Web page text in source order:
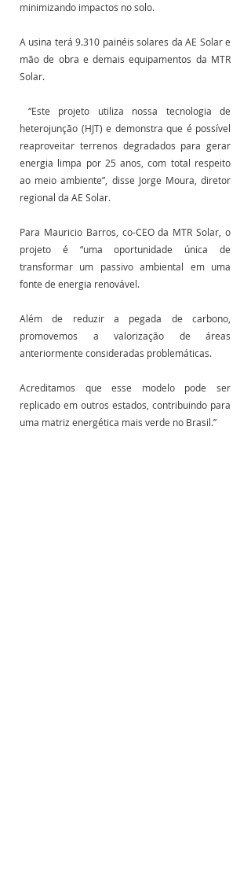
minimizando impactos no solo.
A usina terá 9.310 painéis solares da AE Solar e
mão de obra e demais equipamentos da MTR
Solar.
heterojunção (HJT) e demonstra que é possível
reaproveitar terrenos degradados para gerar
energia limpa por 25 anos, com total respeito
ao meio ambiente”, disse Jorge Moura, diretor
regional da AE Solar.
Para Mauricio Barros, co-CEO da MTR Solar, o
projeto é “uma oportunidade única de
transformar um passivo ambiental em uma
fonte de energia renovável.
Além de reduzir a pegada de carbono,
promovemos a valorização de áreas
anteriormente consideradas problemáticas.
Acreditamos que esse modelo pode ser
replicado em outros estados, contribuindo para
uma matriz energética mais verde no Brasil.”